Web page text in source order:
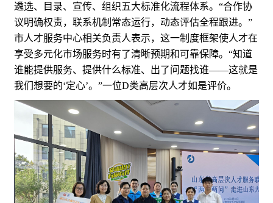
遴选、目录、宣传、组织五大标准化流程体系。“合作协
议明确权责，联系机制常态运行，动态评估全程跟进。”
市人才服务中心相关负责人表示，这一制度框架使人才在
享受多元化市场服务时有了清晰预期和可靠保障。“知道
谁能提供服务、提供什么标准、出了问题找谁——这就是
我们想要的‘定心’。”一位D类高层次人才如是评价。